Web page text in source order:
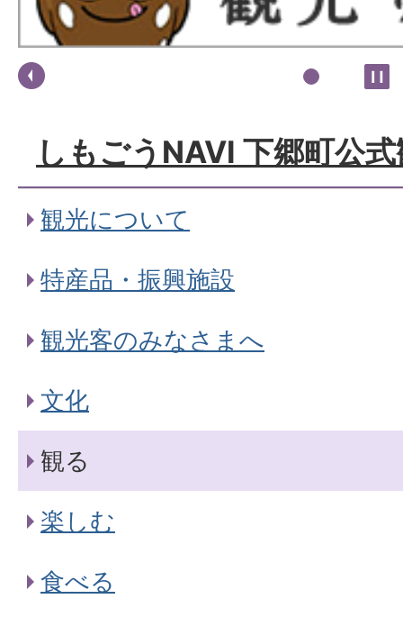
しもごうNAVI 下郷町公
観光について
特産品・振興施設
観光客のみなさまへ
文化
観る
楽しむ
食べる